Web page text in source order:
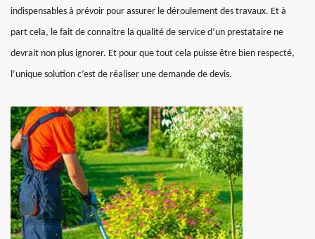
indispensables à prévoir pour assurer le déroulement des travaux. Et à
part cela, le fait de connaitre la qualité de service d’un prestataire ne
devrait non plus ignorer. Et pour que tout cela puisse être bien respecté,
l’unique solution c’est de réaliser une demande de devis.